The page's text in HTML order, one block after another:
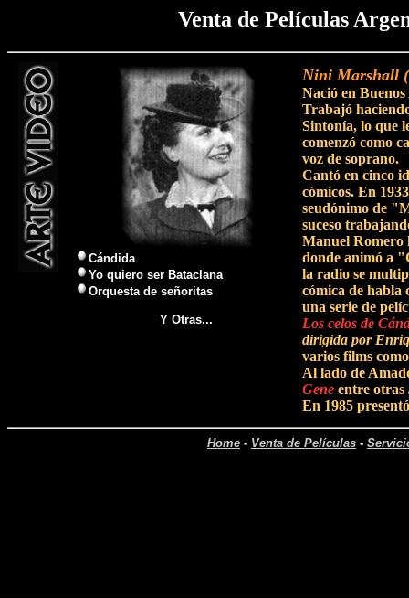
Venta de Películas
Cándida
Yo quiero ser Bataclana
Orquesta de señoritas
Y Otras...
Nini Marshall
Nació en
Trabajó
Sintonía, lo que
comenzó como
voz de soprano.
Cantó en cinco
cómicos. En
seudónimo de
suceso
Manuel Romero
donde animó a
la radio se
cómica de habla
una serie de
Los celos de
dirigida por
varios films como
Al lado de
Gene entre otras
En 1985
Home - Venta de Películas -